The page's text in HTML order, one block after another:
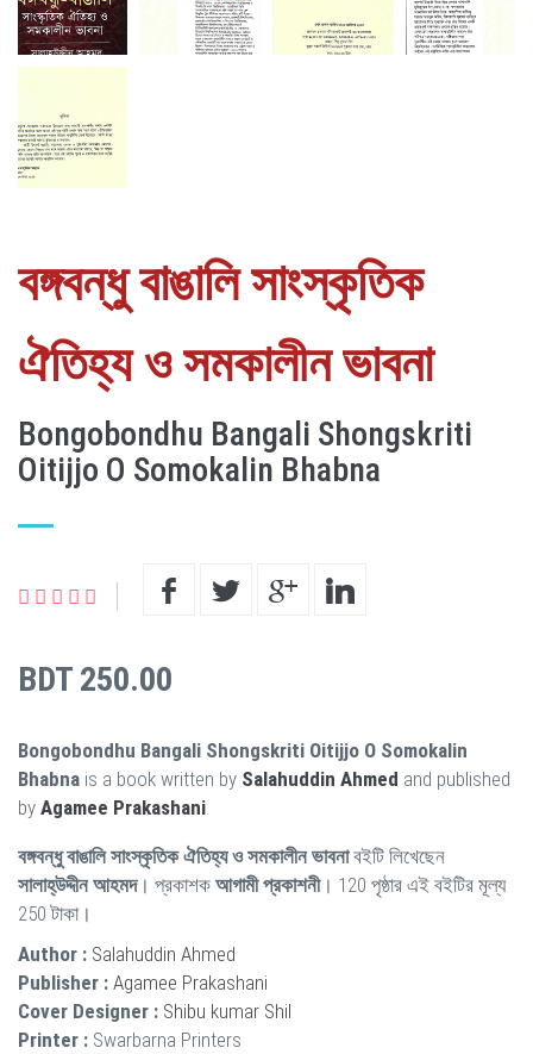
বঙ্গবন্ধু বাঙালি সাংস্কৃতিক
ঐতিহ্য ও সমকালীন ভাবনা
Bongobondhu Bangali Shongskriti
Oitijjo O Somokalin Bhabna
BDT 250.00
Bongobondhu Bangali Shongskriti Oitijjo O Somokalin
Bhabna is a book written by Salahuddin Ahmed and published
by Agamee Prakashani
বঙ্গবন্ধু বাঙালি সাংস্কৃতিক ঐতিহ্য ও সমকালীন ভাবনাবইটি লিখেছেন
সালাহ্উদ্দীন আহমদ। প্রকাশক আগামী প্রকাশনী। 120 পৃষ্ঠার এই বইটির মূল্য
250 টাকা।
Author : Salahuddin Ahmed
Publisher : Agamee Prakashani
Cover Designer : Shibu kumar Shil
Printer : Swarbarna Printers